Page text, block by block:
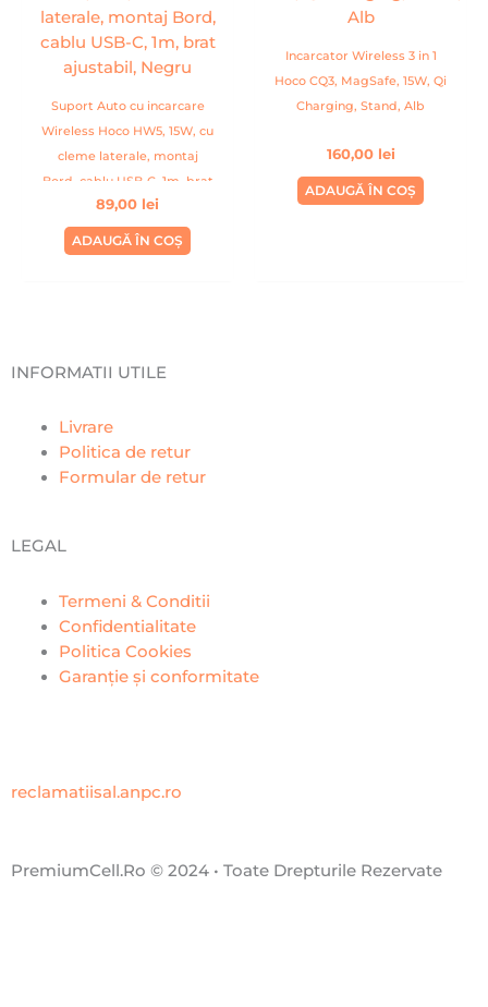
Suport Auto cu incarcare
Wireless Hoco HW5, 15W, cu
cleme laterale, montaj
Bord, cablu USB-C, 1m, brat
ajustabil, Negru
89,00 lei
ADAUGĂ ÎN COȘ
Incarcator Wireless 3 in 1
Hoco CQ3, MagSafe, 15W, Qi
Charging, Stand, Alb
160,00 lei
ADAUGĂ ÎN COȘ
INFORMATII UTILE
Livrare
Politica de retur
Formular de retur
LEGAL
Termeni & Conditii
Confidentialitate
Politica Cookies
Garanție și conformitate
reclamatiisal.anpc.ro
PremiumCell.Ro © 2024 • Toate Drepturile Rezervate